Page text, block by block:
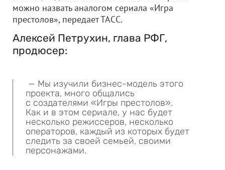
можно назвать аналогом сериала «Игра
престолов», передает ТАСС.
Алексей Петрухин, глава РФГ,
продюсер:
— Мы изучили бизнес-модель этого
проекта, много общались
с создателями «Игры престолов».
Как и в этом сериале, у нас будет
несколько режиссеров, несколько
операторов, каждый из которых будет
следить за своей семьей, своими
персонажами.